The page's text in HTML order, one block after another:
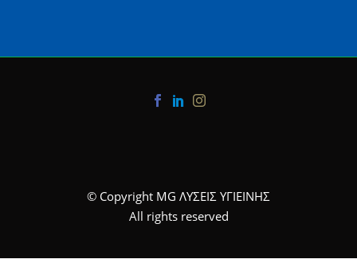
© Copyright MG ΛΥΣΕΙΣ ΥΓΙΕΙΝΗΣ
All rights reserved